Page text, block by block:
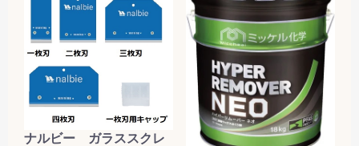
ナルビー ガラススクレ